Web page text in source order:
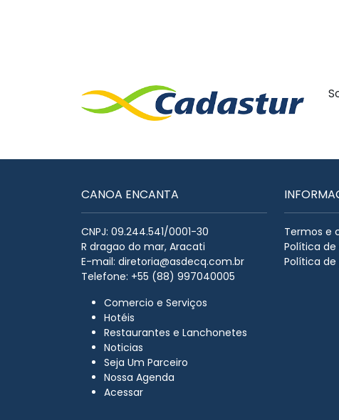
CANOA ENCANTA
CNPJ: 09.244.541/0001-30
R dragao do mar, Aracati
E-mail: diretoria@asdecq.com.br
Telefone: +55 (88) 997040005
Comercio e Serviços
Hotéis
Restaurantes e Lanchonetes
Noticias
Seja Um Parceiro
Nossa Agenda
Acessar
Termos e
Política
Política